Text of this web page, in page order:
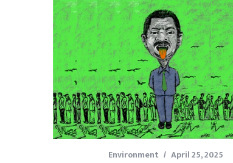
Environment April 25, 2025